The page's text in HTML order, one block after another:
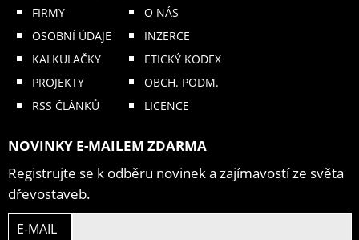
FIRMY
OSOBNÍ ÚDAJE
KALKULAČKY
PROJEKTY
RSS ČLÁNKŮ
O NÁS
INZERCE
ETICKÝ KODEX
OBCH. PODM.
LICENCE
NOVINKY E-MAILEM ZDARMA
Registrujte se k odběru novinek a zajímavostí ze světa
dřevostaveb.
E-MAIL